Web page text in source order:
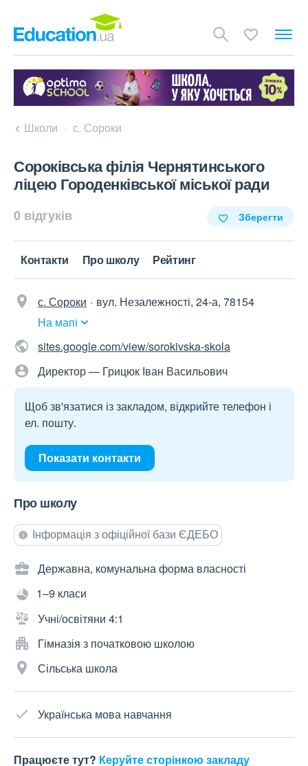
Школи с. Сороки
Сороківська філія Чернятинського
ліцею Городенківської міської ради
0 відгуків Зберегти
Контакти Про школу Рейтинг
с. Сороки
вул. Незалежності, 24-а, 78154
На мапі
sites.google.com/view/sorokivska-skola
Директор — Грицюк Іван Васильович
Щоб зв'язатися із закладом, відкрийте телефон і
ел. пошту.
Показати контакти
Про школу
Інформація з офіційної бази ЄДЕБО
Державна, комунальна форма власності
1–9 класи
Учні/освітяни 4:1
Гімназія з початковою школою
Сільська школа
Українська мова навчання
Працюєте тут? Керуйте сторінкою закладу